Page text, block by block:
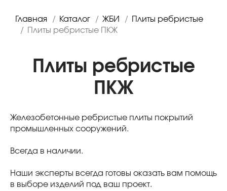
Главная / Каталог / ЖБИ /
Плиты ребристые
/
Плиты ребристые ПКЖ
Плиты ребристые
ПКЖ
Железобетонные ребристые плиты покрытий
промышленных сооружений.
Всегда в наличии.
Наши эксперты всегда готовы оказать вам помощь
в выборе изделий под ваш проект.